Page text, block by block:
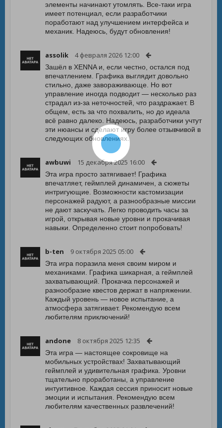
элементы начинают утомлять. Все-таки игра
имеет потенциал, если разработчики
поработают над улучшением интерфейса и
механик. Надеюсь, будут обновления!
assolik 4 февраля 2026 12:00
Зашёл в XENNA и, если честно, остался под
впечатлением. Графика выглядит довольно
стильно, даже завораживающе. Но вот
управление иногда подводит — несколько раз
страдал из-за неточностей, что раздражает. В
общем, есть за что похвалить, но до идеала
всё равно далеко. Надеюсь, разработчики учтут
эти нюансы и сделают игру более отзывчивой в
следующих обновлениях.
awbuwi 15 декабря 2025 16:00
Эта игра просто затягивает! Графика
впечатляет, геймплей динамичен, а сюжеты
интригующие. Возможности кастомизации
персонажей радуют, а разнообразные миссии
не дают заскучать. Легко проводить часы за
игрой, открывая новые уровни и прокачивая
навыки. Определенно стоит попробовать!
b-ten 9 октября 2025 05:00
Эта игра поразила меня своим миром и
механиками. Графика шикарная, а геймплей
захватывающий. Прокачка персонажей и
разнообразие квестов держат в напряжении.
Каждый уровень — новое испытание, а
атмосфера затягивает. Рекомендую всем
любителям приключений!
andone 8 октября 2025 12:35
Эта игра — настоящее сокровище на
мобильных устройствах! Захватывающий
геймплей и удивительная графика. Уровни
тщательно проработаны, а управление
интуитивное. Каждая сессия приносит новые
эмоции и испытания. Рекомендую всем
любителям качественных развлечений!